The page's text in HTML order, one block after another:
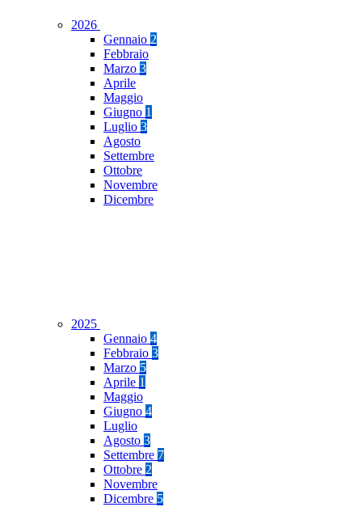
2026
Gennaio 2
Febbraio
Marzo 3
Aprile
Maggio
Giugno 1
Luglio 3
Agosto
Settembre
Ottobre
Novembre
Dicembre
2025
Gennaio 4
Febbraio 3
Marzo 5
Aprile 1
Maggio
Giugno 4
Luglio
Agosto 3
Settembre 7
Ottobre 2
Novembre
Dicembre 5